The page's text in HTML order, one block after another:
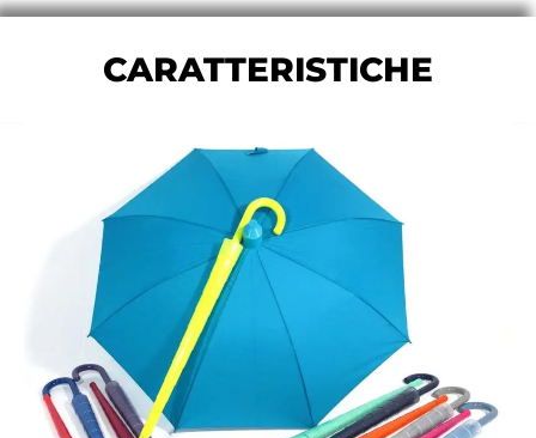
CARATTERISTICHE